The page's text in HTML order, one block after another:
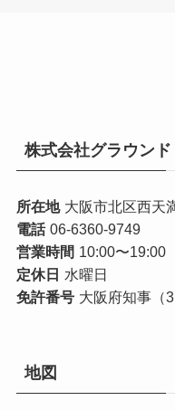
株式会社グラウンド
所在地 大阪市北区西天
電話 06-6360-9749
営業時間 10:00〜19:00
定休日 水曜日
免許番号 大阪府知事（
地図